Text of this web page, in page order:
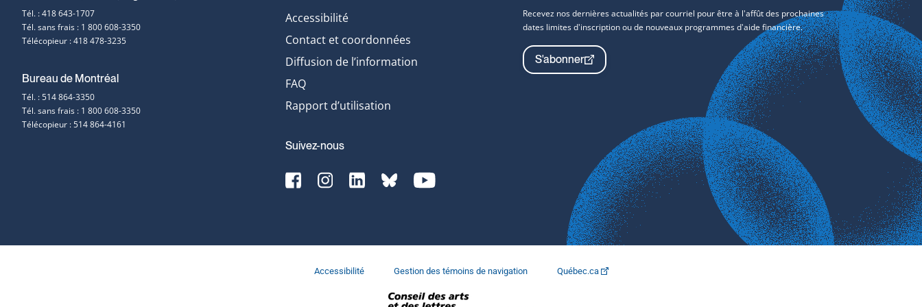
et
contact
Tél. : 418 643-1707
Tél. sans frais : 1 800 608-3350
Télécopieur : 418 478-3235
Bureau de Montréal
Tél. : 514 864-3350
Tél. sans frais : 1 800 608-3350
Télécopieur : 514 864-4161
Accessibilité
Contact et coordonnées
Diffusion de l’information
FAQ
Rapport d’utilisation
Suivez-nous
Facebook-
svg
Instagram-
svg
LinkedIn-
svg
bluesky-
YouTube-
Recevez nos dernières actualités par courriel pour être à l'affût des prochaines
dates limites d'inscription ou de nouveaux programmes d'aide financière.
S'abonner
Accessibilité Gestion des témoins de navigation Québec.ca